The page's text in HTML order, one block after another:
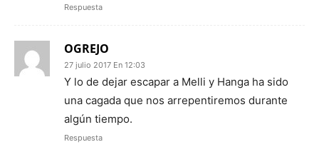
Respuesta
OGREJO
27 julio 2017 En 12:03
Y lo de dejar escapar a Melli y Hanga ha sido
una cagada que nos arrepentiremos durante
algún tiempo.
Respuesta